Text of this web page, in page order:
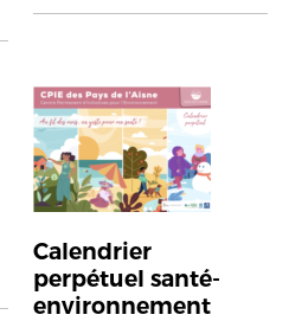
Calendrier
perpétuel santé-
environnement